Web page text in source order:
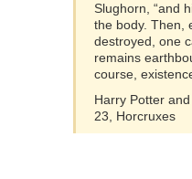
Slughorn, “and
the body. Then,
destroyed, one
remains
course,
Harry Potter
23, Horcruxes